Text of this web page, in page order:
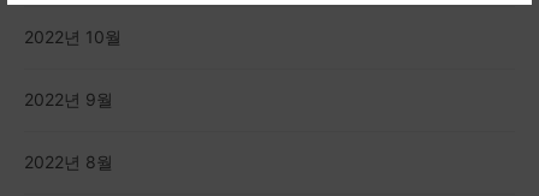
2022년 10월
2022년 9월
2022년 8월